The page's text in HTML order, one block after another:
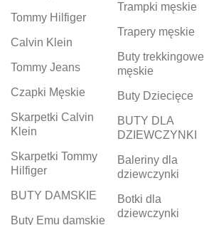
Tommy Hilfiger
Calvin Klein
Tommy Jeans
Czapki Męskie
Skarpetki Calvin
Klein
Skarpetki Tommy
Hilfiger
BUTY DAMSKIE
Buty Emu damskie
Trampki męskie
Trapery męskie
Buty trekkingowe
męskie
Buty Dziecięce
BUTY DLA
DZIEWCZYNKI
Baleriny dla
dziewczynki
Botki dla
dziewczynki